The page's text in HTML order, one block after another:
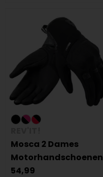
Mosca 2 Dames
Motorhandschoenen
54,99